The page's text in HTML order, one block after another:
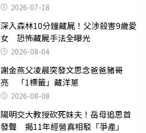
2026-07-18
深入森林10分鐘藏屍！父涉殺害9歲愛
女 恐怖藏屍手法全曝光
2026-08-04
謝金燕父凌晨突發文思念爸爸豬哥
亮 「1標籤」藏洋蔥
2026-08-08
陽明交大教授砍死妹夫！岳母追思首
發聲 揭11年經營真相駁「爭產」